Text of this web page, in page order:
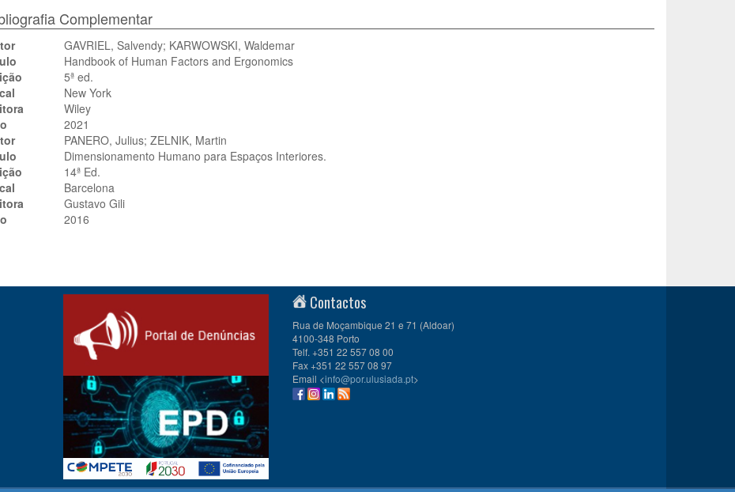
Complementar
GAVRIEL, Salvendy; KARWOWSKI, Waldemar
Handbook of Human Factors and Ergonomics
5ª ed.
New York
Wiley
2021
PANERO, Julius; ZELNIK, Martin
Dimensionamento Humano para Espaços Interiores.
14ª Ed.
Barcelona
Gustavo Gili
2016
Contactos
Rua de Moçambique 21 e 71 (Aldoar)
4100-348 Porto
Telf. +351 22 557 08 00
Fax +351 22 557 08 97
Email <info@por.ulusiada.pt>